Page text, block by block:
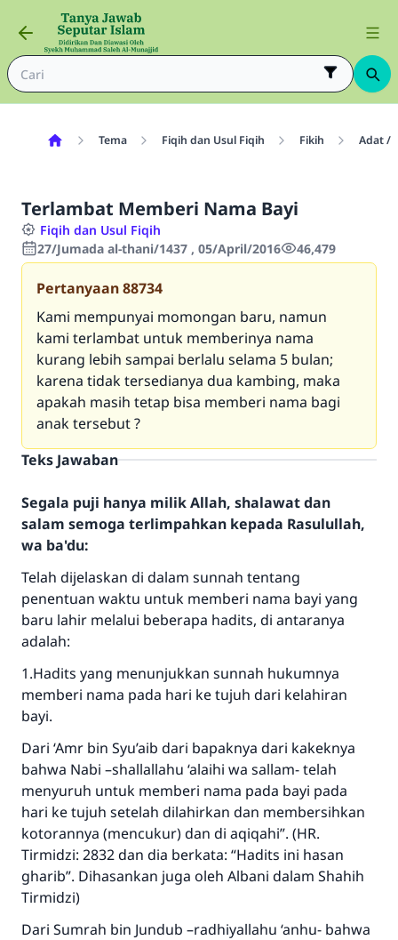
Tema Fiqih dan Usul Fiqih Fikih Adat /
Terlambat Memberi Nama Bayi
Fiqih dan Usul Fiqih
27/Jumada al-thani/1437 , 05/April/2016
46,479
Pertanyaan88734
Kami mempunyai momongan baru, namun
kami terlambat untuk memberinya nama
kurang lebih sampai berlalu selama 5 bulan;
karena tidak tersedianya dua kambing, maka
apakah masih tetap bisa memberi nama bagi
anak tersebut ?
Teks Jawaban
Segala puji hanya milik Allah, shalawat dan
salam semoga terlimpahkan kepada Rasulullah,
wa ba'du:
Telah dijelaskan di dalam sunnah tentang
penentuan waktu untuk memberi nama bayi yang
baru lahir melalui beberapa hadits, di antaranya
adalah:
1.Hadits yang menunjukkan sunnah hukumnya
memberi nama pada hari ke tujuh dari kelahiran
bayi.
Dari ‘Amr bin Syu’aib dari bapaknya dari kakeknya
bahwa Nabi –shallallahu ‘alaihi wa sallam- telah
menyuruh untuk memberi nama pada bayi pada
hari ke tujuh setelah dilahirkan dan membersihkan
kotorannya (mencukur) dan di aqiqahi”. (HR.
Tirmidzi: 2832 dan dia berkata: “Hadits ini hasan
gharib”. Dihasankan juga oleh Albani dalam Shahih
Tirmidzi)
Dari Sumrah bin Jundub –radhiyallahu ‘anhu- bahwa